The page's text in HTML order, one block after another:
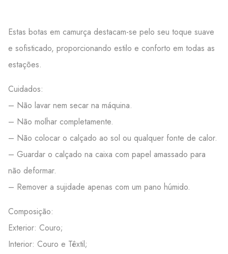
Estas botas em camurça destacam-se pelo seu toque suave
e sofisticado, proporcionando estilo e conforto em todas as
estações.
Cuidados:
– Não lavar nem secar na máquina.
– Não molhar completamente.
– Não colocar o calçado ao sol ou qualquer fonte de calor.
– Guardar o calçado na caixa com papel amassado para
não deformar.
– Remover a sujidade apenas com um pano húmido.
Composição:
Exterior: Couro;
Interior: Couro e Têxtil;